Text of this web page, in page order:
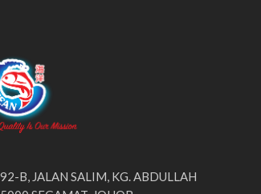
B, JALAN SALIM, KG. ABDULLAH